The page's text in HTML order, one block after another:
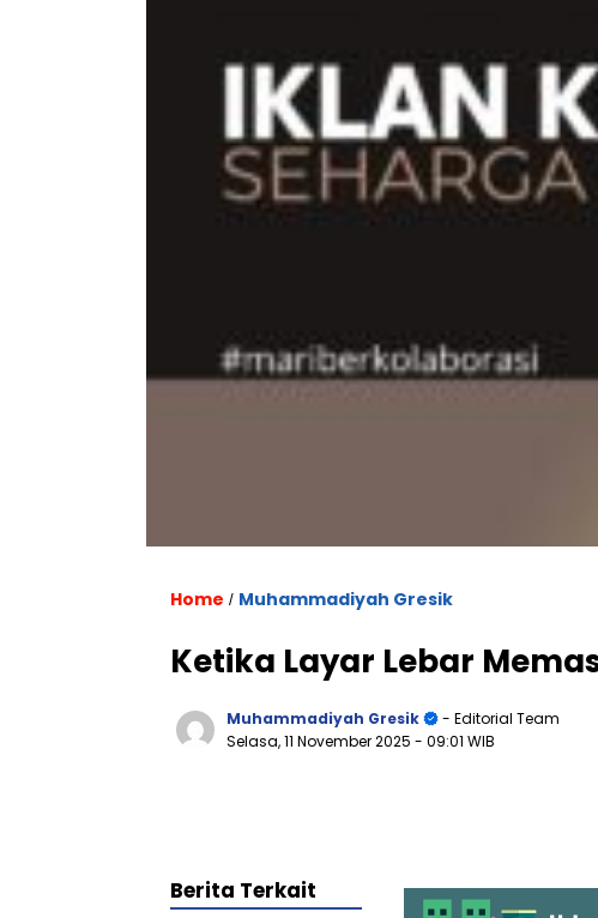
Home / Muhammadiyah Gresik
Ketika Layar Lebar
Muhammadiyah Gresik
- Editorial Team
Selasa, 11 November 2025 - 09:01 WIB
Berita Terkait